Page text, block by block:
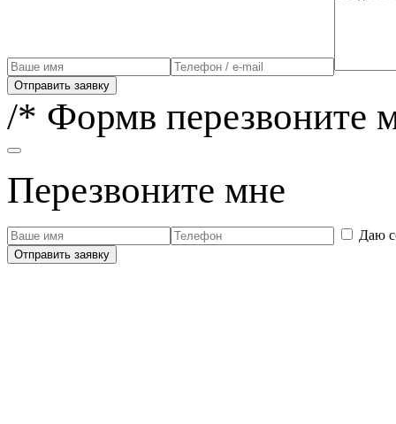
Отправить заявку
/* Формв перезвоните
Перезвоните мне
Даю
Отправить заявку